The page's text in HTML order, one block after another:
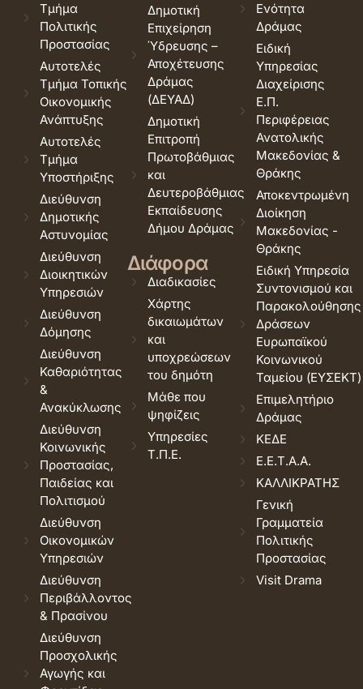
Τμήμα
Πολιτικής
Προστασίας
Αυτοτελές
Τμήμα Τοπικής
Οικονομικής
Ανάπτυξης
Αυτοτελές
Τμήμα
Υποστήριξης
Διεύθυνση
Δημοτικής
Αστυνομίας
Διεύθυνση
Διοικητικών
Υπηρεσιών
Διεύθυνση
Δόμησης
Διεύθυνση
Καθαριότητας
&
Ανακύκλωσης
Διεύθυνση
Κοινωνικής
Προστασίας,
Παιδείας και
Πολιτισμού
Διεύθυνση
Οικονομικών
Υπηρεσιών
Διεύθυνση
Περιβάλλοντος
& Πρασίνου
Διεύθυνση
Προσχολικής
Αγωγής και
Δημοτική
Επιχείρηση
Ύδρευσης –
Αποχέτευσης
Δράμας
(ΔΕΥΑΔ)
Δημοτική
Επιτροπή
Πρωτοβάθμιας
και
Δευτεροβάθμιας
Εκπαίδευσης
Δήμου Δράμας
Διάφορα
Διαδικασίες
Χάρτης
δικαιωμάτων
και
υποχρεώσεων
του δημότη
Μάθε που
ψηφίζεις
Υπηρεσίες
Τ.Π.Ε.
Ενότητα
Δράμας
Ειδική
Υπηρεσίας
Διαχείρισης
Ε.Π.
Περιφέρειας
Ανατολικής
Μακεδονίας &
Θράκης
Αποκεντρωμένη
Διοίκηση
Μακεδονίας -
Θράκης
Ειδική Υπηρεσία
Συντονισμού και
Παρακολούθησης
Δράσεων
Ευρωπαϊκού
Κοινωνικού
Ταμείου (ΕΥΣΕΚΤ)
Επιμελητήριο
Δράμας
ΚΕΔΕ
Ε.Ε.Τ.Α.Α.
ΚΑΛΛΙΚΡΑΤΗΣ
Γενική
Γραμματεία
Πολιτικής
Προστασίας
Visit Drama